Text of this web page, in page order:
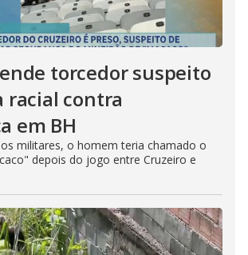
torcedor suspeito
racial contra
em BH
militares, o homem teria chamado o
depois do jogo entre Cruzeiro e